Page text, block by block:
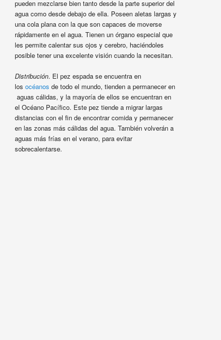
pueden mezclarse bien tanto desde la parte superior del
agua como desde debajo de ella. Poseen aletas largas y
una cola plana con la que son capaces de moverse
rápidamente en el agua. Tienen un órgano especial que
les permite calentar sus ojos y cerebro, haciéndoles
posible tener una excelente visión cuando la necesitan.
Distribución. El pez espada se encuentra en
los océanos de todo el mundo, tienden a permanecer en
aguas cálidas, y la mayoría de ellos se encuentran en
el Océano Pacífico. Este pez tiende a migrar largas
distancias con el fin de encontrar comida y permanecer
en las zonas más cálidas del agua. También volverán a
aguas más frías en el verano, para evitar
sobrecalentarse.